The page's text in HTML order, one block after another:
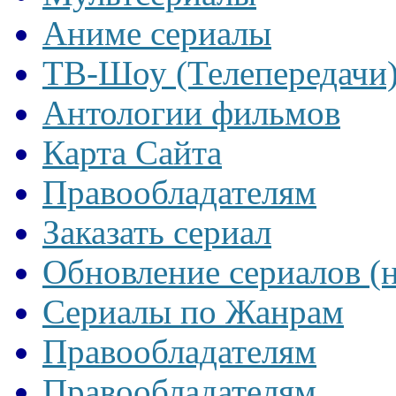
Аниме сериалы
ТВ-Шоу
Антологии фильмов
Карта Сайта
Правообладателям
Заказать сериал
Обновление сериалов
Сериалы по Жанрам
Правообладателям